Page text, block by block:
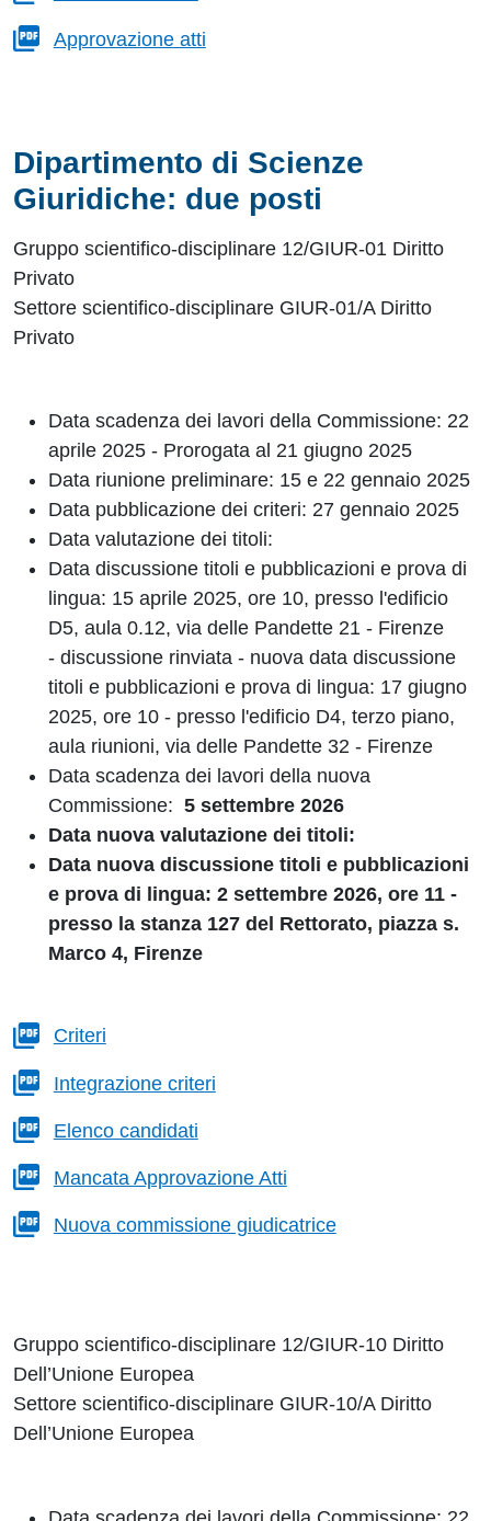
Approvazione atti
Dipartimento di Scienze
Giuridiche: due posti
Gruppo scientifico-disciplinare 12/GIUR-01 Diritto
Privato
Settore scientifico-disciplinare GIUR-01/A Diritto
Privato
Data scadenza dei lavori della Commissione: 22
aprile 2025 - Prorogata al 21 giugno 2025
Data riunione preliminare: 15 e 22 gennaio 2025
Data pubblicazione dei criteri: 27 gennaio 2025
Data valutazione dei titoli:
Data discussione titoli e pubblicazioni e prova di
lingua: 15 aprile 2025, ore 10, presso l'edificio
D5, aula 0.12, via delle Pandette 21 - Firenze
- discussione rinviata - nuova data discussione
titoli e pubblicazioni e prova di lingua: 17 giugno
2025, ore 10 - presso l'edificio D4, terzo piano,
aula riunioni, via delle Pandette 32 - Firenze
Data scadenza dei lavori della nuova
Commissione: 5 settembre 2026
Data nuova valutazione dei titoli:
Data nuova discussione titoli e pubblicazioni
e prova di lingua: 2 settembre 2026, ore 11 -
presso la stanza 127 del Rettorato, piazza s.
Marco 4, Firenze
Criteri
Integrazione criteri
Elenco candidati
Mancata Approvazione Atti
Nuova commissione giudicatrice
Gruppo scientifico-disciplinare 12/GIUR-10 Diritto
Dell’Unione Europea
Settore scientifico-disciplinare GIUR-10/A Diritto
Dell’Unione Europea